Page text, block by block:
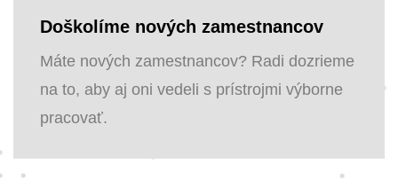
Doškolíme nových zamestnancov
Máte nových zamestnancov? Radi dozrieme
na to, aby aj oni vedeli s prístrojmi výborne
pracovať.